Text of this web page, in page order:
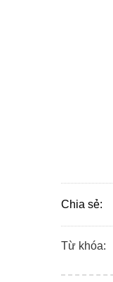
Chia sẻ:
Từ khóa: